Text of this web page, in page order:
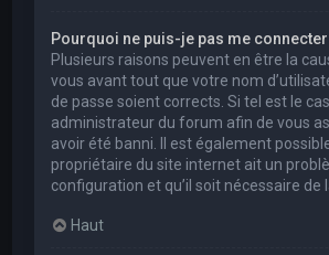
Pourquoi ne puis-je pas me connecter
Plusieurs raisons peuvent en être la
vous avant tout que votre nom
de passe soient corrects. Si tel est le
administrateur du forum afin de vous
avoir été banni. Il est également
propriétaire du site internet ait un
configuration et qu’il soit nécessaire de
Haut